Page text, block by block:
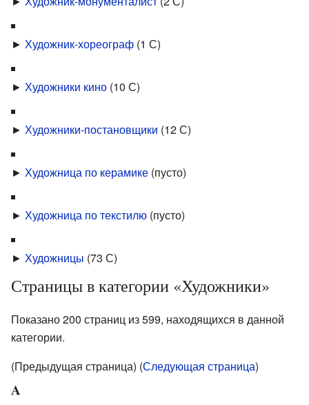
► Художник-хореограф (1 С)
► Художники кино (10 С)
► Художники-постановщики (12 С)
► Художница по керамике (пусто)
► Художница по текстилю (пусто)
► Художницы (73 С)
Страницы в категории «Художники»
Показано 200 страниц из 599, находящихся в данной
категории.
(Предыдущая страница) (Следующая страница)
A